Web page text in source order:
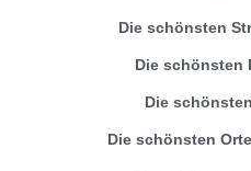
Die schönsten
Die schönsten
Die
Die schönsten